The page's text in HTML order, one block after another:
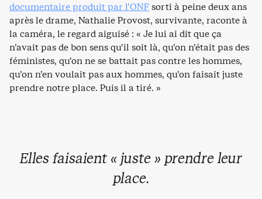
documentaire produit par l’ONFsorti à peine deux ans
après le drame, Nathalie Provost, survivante, raconte à
la caméra, le regard aiguisé : « Je lui ai dit que ça
n’avait pas de bon sens qu’il soit là, qu’on n’était pas des
féministes, qu’on ne se battait pas contre les hommes,
qu’on n’en voulait pas aux hommes, qu’on faisait juste
prendre notre place. Puis il a tiré. »
Elles faisaient « juste » prendre leur
place.